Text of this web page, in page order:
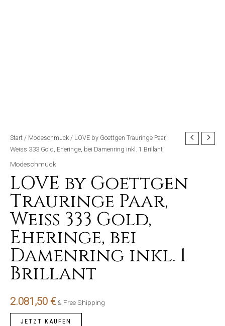
Start / Modeschmuck / LOVE by Goettgen Trauringe Paar,
Weiss 333 Gold, Eheringe, bei Damenring inkl. 1 Brillant
Modeschmuck
LOVE by Goettgen
Trauringe Paar,
Weiss 333 Gold,
Eheringe, bei
Damenring inkl. 1
Brillant
2.081,50 € & Free Shipping
JETZT KAUFEN